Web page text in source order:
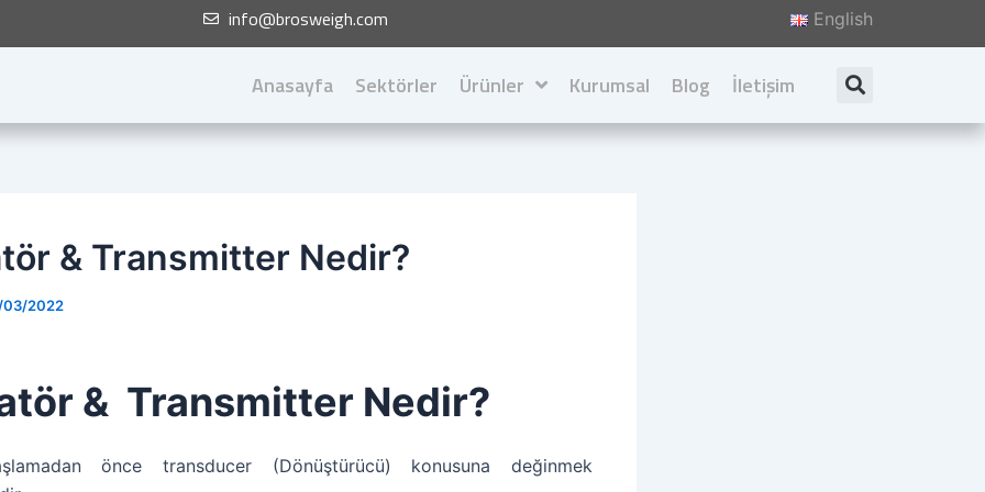
info@brosweigh.com English
Anasayfa Sektörler Ürünler Kurumsal
Hakkımızda
Blog İletişim Search
& Transmitter Nedir?
03/2022
& Transmitter Nedir?
önce transducer (Dönüştürücü) konusuna değinmek